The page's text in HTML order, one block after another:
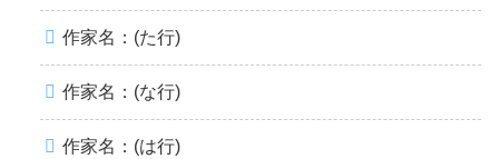
作家名：(た行)
作家名：(な行)
作家名：(は行)